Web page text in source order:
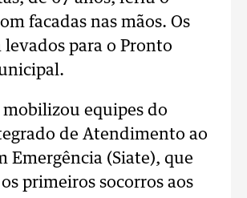
facadas nas mãos. Os
levados para o Pronto
mobilizou equipes do
de Atendimento ao
Emergência (Siate), que
primeiros socorros aos